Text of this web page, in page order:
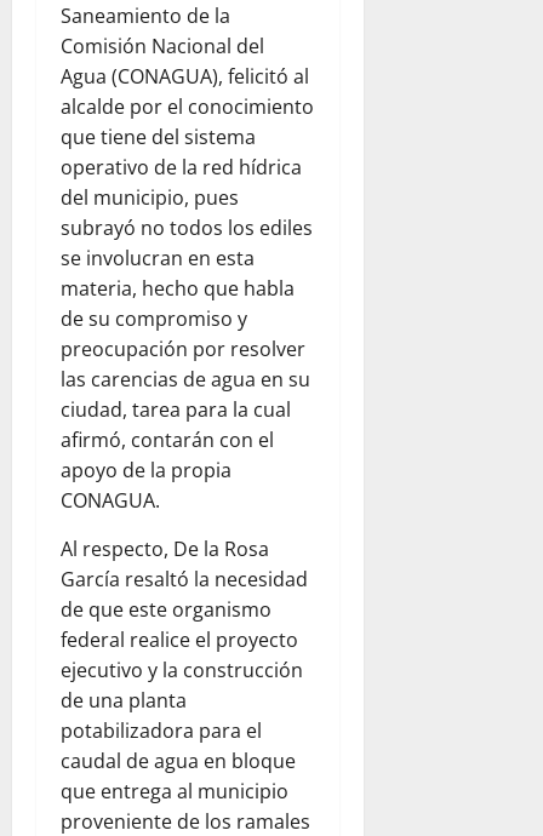
Saneamiento de la
Comisión Nacional del
Agua (CONAGUA), felicitó al
alcalde por el conocimiento
que tiene del sistema
operativo de la red hídrica
del municipio, pues
subrayó no todos los ediles
se involucran en esta
materia, hecho que habla
de su compromiso y
preocupación por resolver
las carencias de agua en su
ciudad, tarea para la cual
afirmó, contarán con el
apoyo de la propia
CONAGUA.
Al respecto, De la Rosa
García resaltó la necesidad
de que este organismo
federal realice el proyecto
ejecutivo y la construcción
de una planta
potabilizadora para el
caudal de agua en bloque
que entrega al municipio
proveniente de los ramales